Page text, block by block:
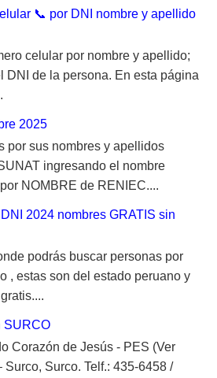
📞 por DNI nombre y apellido
celular por nombre y apellido;
DNI de la persona. En esta página
2025
por sus nombres y apellidos
ingresando el nombre
NOMBRE de RENIEC....
2024 nombres GRATIS sin
podrás buscar personas por
, estas son del estado peruano y
SURCO
Corazón de Jesús - PES (Ver
Surco, Surco. Telf.: 435-6458 /